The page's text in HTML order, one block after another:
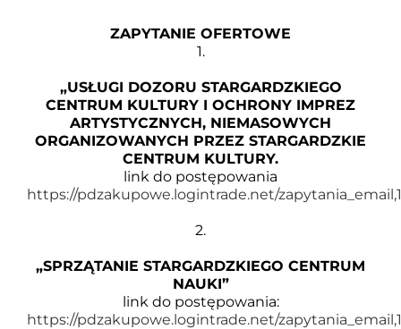
ZAPYTANIE OFERTOWE
1.
„USŁUGI DOZORU STARGARDZKIEGO
CENTRUM KULTURY I OCHRONY IMPREZ
ARTYSTYCZNYCH, NIEMASOWYCH
ORGANIZOWANYCH PRZEZ STARGARDZKIE
CENTRUM KULTURY.
link do postępowania
https://pdzakupowe.logintrade.net/
2.
„SPRZĄTANIE STARGARDZKIEGO CENTRUM
NAUKI”
link do postępowania:
https://pdzakupowe.logintrade.net/